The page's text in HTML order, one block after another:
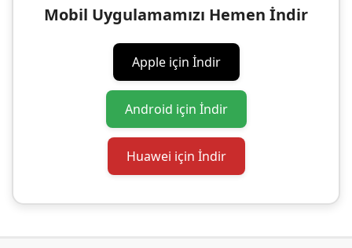
Mobil Uygulamamızı Hemen İndir
Apple için İndir
Android için İndir
Huawei için İndir